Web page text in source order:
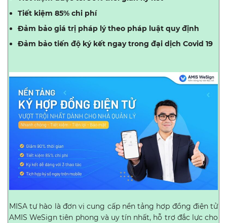
Tiết kiệm 85% chi phí
Đảm bảo giá trị pháp lý theo pháp luật quy định
Đảm bảo tiến độ ký kết ngay trong đại dịch Covid 19
MISA tự hào là đơn vị cung cấp nền tảng hợp đồng điện tử
AMIS WeSign tiên phong và uy tín nhất, hỗ trợ đắc lực cho